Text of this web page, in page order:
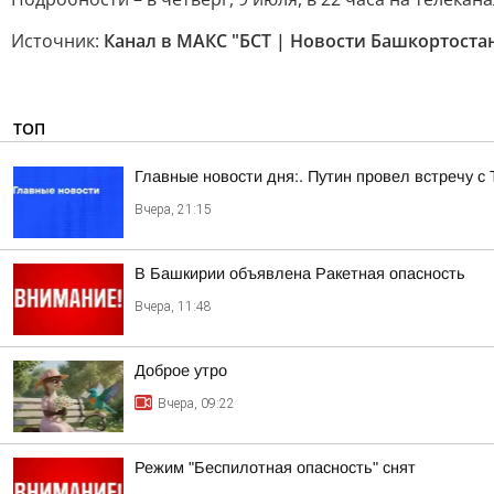
Источник: Канал в МАКС "БСТ | Новости
ТОП
Главные новости дня:. Путин провел встречу с
Вчера, 21:15
В Башкирии объявлена Ракетная опасность
Вчера, 11:48
Доброе утро
Вчера, 09:22
Режим "Беспилотная опасность" снят